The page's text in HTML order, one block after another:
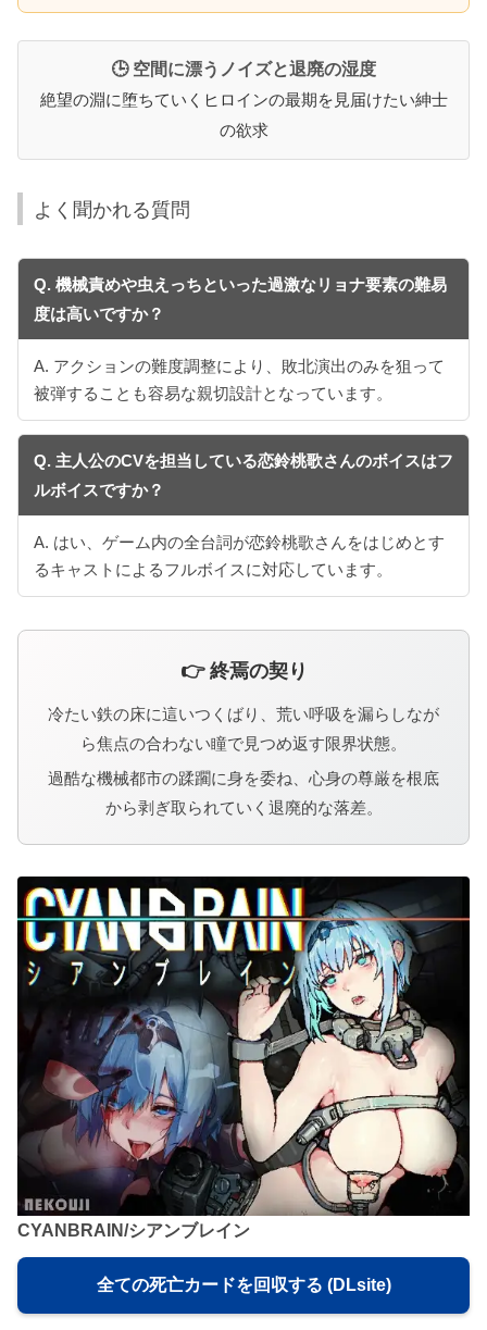
🕒 空間に漂うノイズと退廃の湿度
絶望の淵に堕ちていくヒロインの最期を見届けたい紳士
の欲求
よく聞かれる質問
Q. 機械責めや虫えっちといった過激なリョナ要素の難易
度は高いですか？
A. アクションの難度調整により、敗北演出のみを狙って
被弾することも容易な親切設計となっています。
Q. 主人公のCVを担当している恋鈴桃歌さんのボイスはフ
ルボイスですか？
A. はい、ゲーム内の全台詞が恋鈴桃歌さんをはじめとす
るキャストによるフルボイスに対応しています。
👉 終焉の契り
冷たい鉄の床に這いつくばり、荒い呼吸を漏らしなが
ら焦点の合わない瞳で見つめ返す限界状態。
過酷な機械都市の蹂躙に身を委ね、心身の尊厳を根底
から剥ぎ取られていく退廃的な落差。
CYANBRAIN/シアンブレイン
全ての死亡カードを回収する (DLsite)